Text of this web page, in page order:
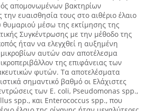
απομονωμένων βακτηρίων
ευαισθησία τους στο αιθέριο έλαιο
θυμαριού μέσω της εκτίμησης της
Συγκέντρωσης με την μέθοδο της
ήταν να ελεγχθεί η αυξημένη
αυτών σαν αποτέλεσμα
της επιφάνειας των
φυτών. Τα αποτελέσματα
σημαντικό βαθμό οι Ελάχιστες
των E. coli, Pseudomonas spp.,
spp., και Enterococcus spp., που